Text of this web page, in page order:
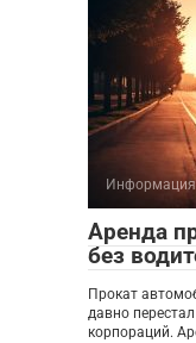
Информация
Аренда
без
Прокат
давно
корпораций.